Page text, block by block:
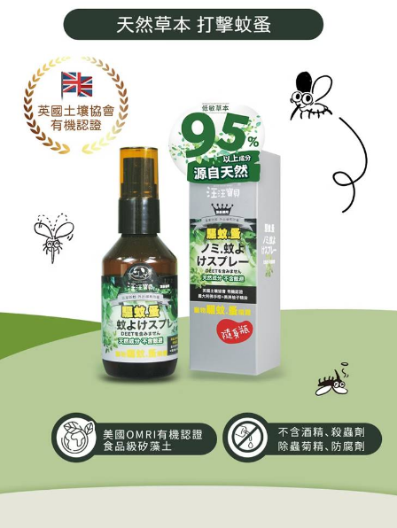
３．安心：先確認商品／服務後，再付款。
【「AFTEE先享後付」結帳流程】
１．於結帳方式選擇「AFTEE先享後付」後，將跳轉至「AFTEE先享後付」
結帳頁面，進行簡訊認證並確認金額後，即可完成結帳。
２．訂單成立數日內，您將收到繳費通知簡訊。
３．收到繳費通知簡訊後14天內，點擊此簡訊中的連結，可透過四大超商／
ATM／網路銀行／等多元方式進行付款，方視為交易完成。
※ 請注意：結帳手續完成當下不需立刻繳費，但若您需要取消訂單，請聯絡
購買商品的店家。未經商家同意取消之訂單仍視為有效，需透過AFTEE先享
※ 交易是否成功請以「AFTEE先享後付 」之結帳頁面顯示為準，若有關於
是否繳費成功／繳費後需取消欲退款等相關疑問，請聯繫「AFTEE先享後付
客戶支援中心」
https://netprotections.freshdesk.com/support/home
【注意事項】
１．透過由恩沛科技股份有限公司提供之「AFTEE先享後付」服務完成之交
易，需依本服務之必要範圍內提供個人資料，並將交易相關給付款項請求債
權轉讓予恩沛科技股份有限公司。
２．關於個人資料處理事宜，請瀏覽以下網址：
https://aftee.tw/terms/#terms3
３．未成年的使用者請事先徵得法定代理人或監護人之同意方可使用
「AFTEE先享後付」，若未經同意申辦者引起之損失，本公司不負相關責
４．使用「AFTEE先享後付」時，將依據個別帳號之用戶狀況，依本公司即
請求用戶進行身份認證。
５．嚴禁一人註冊多個帳號或使用他人資訊註冊。若發現惡意使用之情形，
恩沛科技股份有限公司將有權停止該用戶之使用額度並採取法律行動。
全家取貨付款
每筆NT$70，滿NT$600(含以上)免運費
7-11取貨付款
每筆NT$70，滿NT$600(含以上)免運費
宅配
每筆NT$80，滿NT$600(含以上)免運費